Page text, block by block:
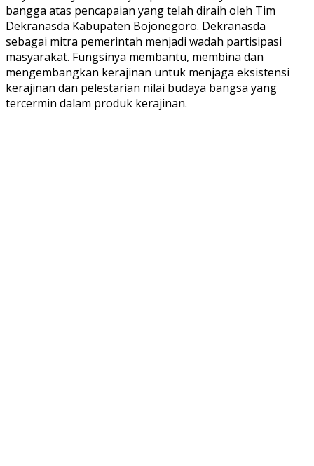
bangga atas pencapaian yang telah diraih oleh Tim
Dekranasda Kabupaten Bojonegoro. Dekranasda
sebagai mitra pemerintah menjadi wadah partisipasi
masyarakat. Fungsinya membantu, membina dan
mengembangkan kerajinan untuk menjaga eksistensi
kerajinan dan pelestarian nilai budaya bangsa yang
tercermin dalam produk kerajinan.